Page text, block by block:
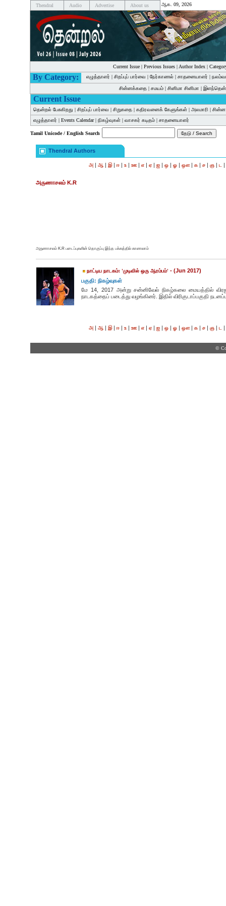
Thendral Audio Advertise About us ஆக. 09, 2026
Current Issue| Previous Issues| Author Index|
By Category: எழுத்தாளர் | சிறப்புப் பார்வை | நேர்காணல் | சாதனையாளர் |
சின்னக்கதை | சமயம் | சினிமா சினிமா |
Current Issue
தென்றல் பேசுகிறது | சிறப்புப் பார்வை | சிறுகதை | கதிரவனைக் கேளுங்கள் | அலமாரி |
எழுத்தாளர் | Events Calendar| நிகழ்வுகள் | வாசகர் கடிதம் | சாதனையாளர்
Tamil Unicode / English Search
Thendral Authors
அ | ஆ | இ| ஈ | உ | ஊ | எ | ஏ | ஐ | ஒ | ஓ | ஔ| க | ச | ஞ | ட |
அருணாசலம் K.R
அருணாசலம் K.R படைப்புகளின் தொகுப்பு இந்த பக்கத்தில் காணலாம்
நாட்டிய நாடகம்: 'முடிவில் ஒரு ஆரம்பம்' - (Jun 2017)
பகுதி: நிகழ்வுகள்
மே 14, 2017 அன்று சன்னிவேல் நிகழ்கலை மையத்தில்
நாடகத்தைப் படைத்து வழங்கினர். இதில் விரிகுடாப்பகுதி
அ | ஆ | இ| ஈ | உ | ஊ | எ | ஏ | ஐ | ஒ | ஓ | ஔ| க | ச | ஞ | ட |
©